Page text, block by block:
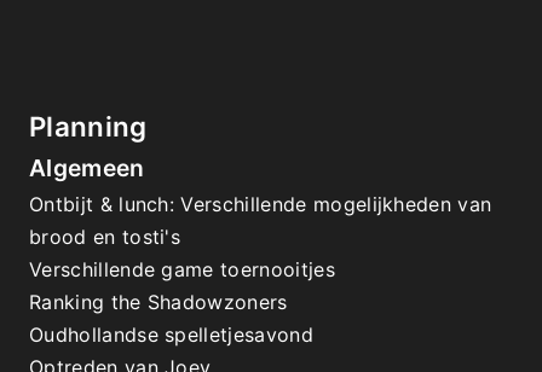
Planning
Algemeen
Ontbijt & lunch: Verschillende mogelijkheden van
brood en tosti's
Verschillende game toernooitjes
Ranking the Shadowzoners
Oudhollandse spelletjesavond
Optreden van Joey